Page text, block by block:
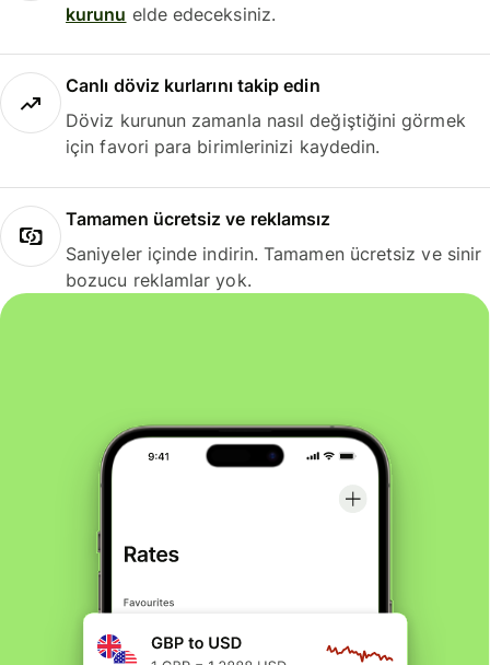
kurunu elde edeceksiniz.
Canlı döviz kurlarını takip edin
Döviz kurunun zamanla nasıl değiştiğini görmek
için favori para birimlerinizi kaydedin.
Tamamen ücretsiz ve reklamsız
Saniyeler içinde indirin. Tamamen ücretsiz ve sinir
bozucu reklamlar yok.